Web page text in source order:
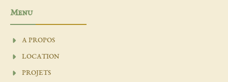
Menu
A PROPOS
LOCATION
PROJETS